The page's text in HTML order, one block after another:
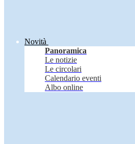
Novità
Panoramica
Le notizie
Le circolari
Calendario eventi
Albo online